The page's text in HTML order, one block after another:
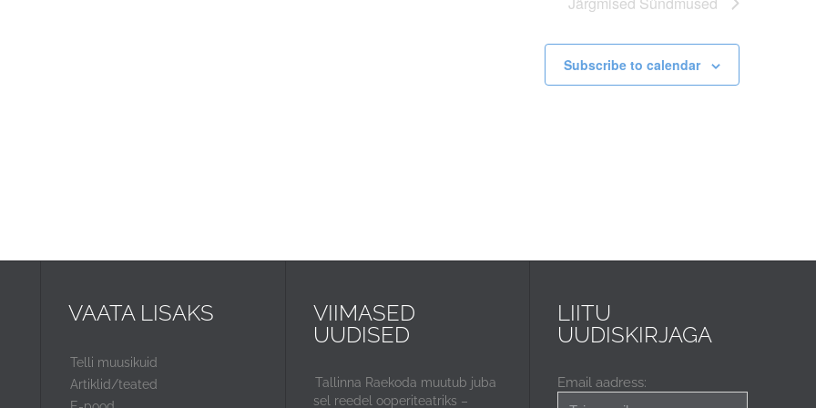
Subscribe to calendar
VAATA LISAKS
Telli muusikuid
Artiklid/teated
VIIMASED
UUDISED
Tallinna Raekoda muutub juba
sel reedel ooperiteatriks –
LIITU
UUDISKIRJAGA
Email aadress: